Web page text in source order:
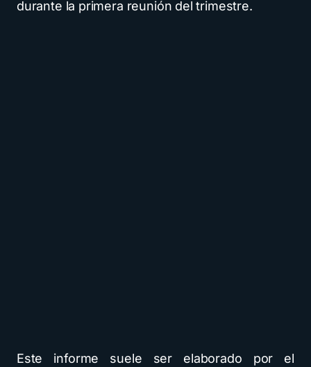
durante la primera reunión del trimestre.
Este informe suele ser elaborado por el